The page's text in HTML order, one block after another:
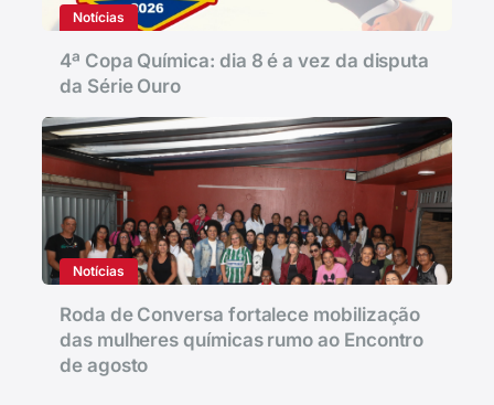
Notícias
4ª Copa Química: dia 8 é a vez da disputa
da Série Ouro
Notícias
Roda de Conversa fortalece mobilização
das mulheres químicas rumo ao Encontro
de agosto